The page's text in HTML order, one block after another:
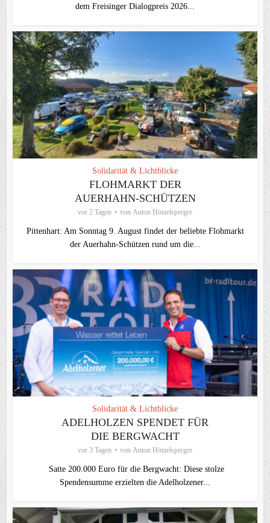
dem Freisinger Dialogpreis 2026...
Solidarität & Lichtblicke
FLOHMARKT DER
AUERHAHN-SCHÜTZEN
vor 2 Tagen von Anton Hötzelsperger
Pittenhart: Am Sonntag 9. August findet der beliebte Flohmarkt
der Auerhahn-Schützen rund um die...
Solidarität & Lichtblicke
ADELHOLZEN SPENDET FÜR
DIE BERGWACHT
vor 3 Tagen von Anton Hötzelsperger
Satte 200.000 Euro für die Bergwacht: Diese stolze
Spendensumme erzielten die Adelholzener...